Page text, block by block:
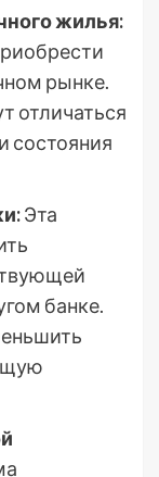
жилья:
рынке.
отличаться
состояния
Эта
банке.